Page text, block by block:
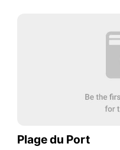
Plage du Port